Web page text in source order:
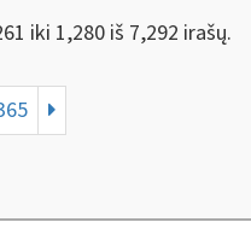
iki 1,280 iš 7,292 irašų.